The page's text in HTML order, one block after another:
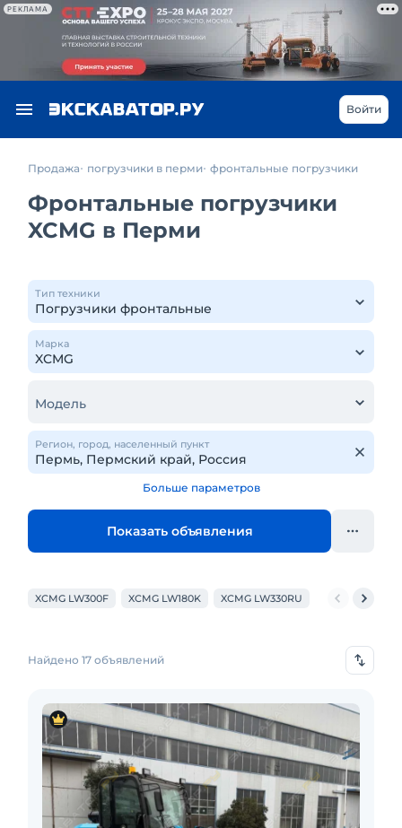
РЕКЛАМА
Войти
Продажа погрузчики в перми фронтальные погрузчики
Фронтальные погрузчики
XCMG в Перми
Тип техники
Марка
Модель
Регион, город, населенный пункт
Больше параметров
Показать объявления
XCMG LW300F XCMG LW180K XCMG LW330RU XCMG XC938
Найдено 17 объявлений